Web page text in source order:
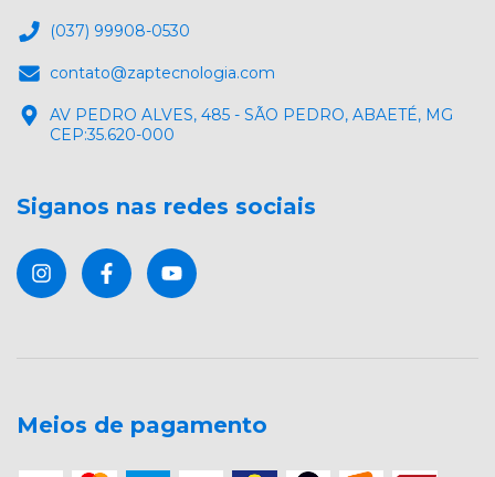
(037) 99908-0530
contato@zaptecnologia.com
AV PEDRO ALVES, 485 - SÃO PEDRO, ABAETÉ, MG
CEP:35.620-000
Siganos nas redes sociais
Meios de pagamento